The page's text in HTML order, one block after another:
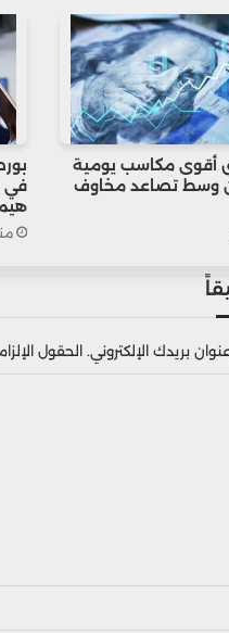
أقوى مكاسب يومية
وسط تصاعد مخاوف
في
بريدك الإلكتروني. الحقول